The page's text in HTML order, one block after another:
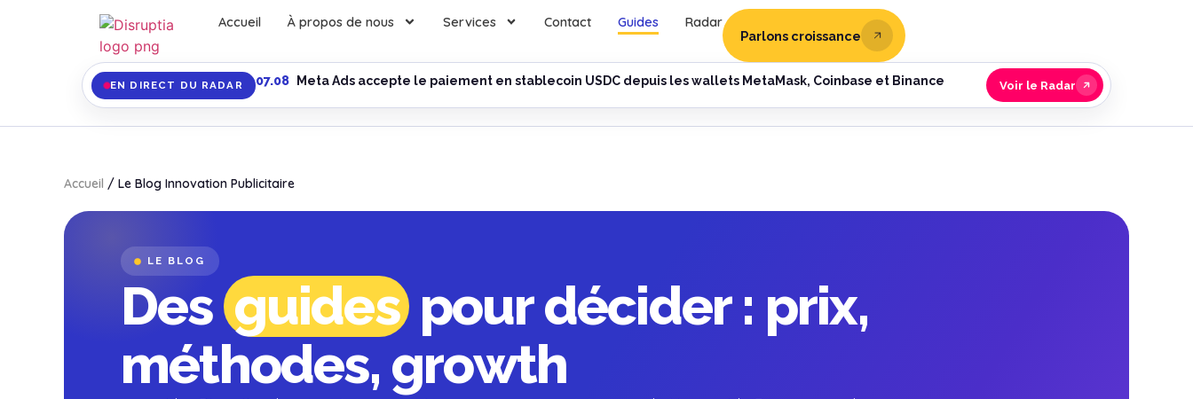
Accueil À propos de nous Services Contact Guides Radar
Parlons croissance
EN DIRECT DU RADAR 07.08 Meta Ads accepte le paiement en stablecoin USDC depuis les wallets MetaMask, Coinbase et Binance Voir le Radar
Accueil / Le Blog Innovation Publicitaire
LE BLOG
Des guidespour décider : prix,
méthodes, growth